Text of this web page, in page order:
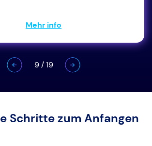
Mehr info
9/19
Schritte zum Anfangen